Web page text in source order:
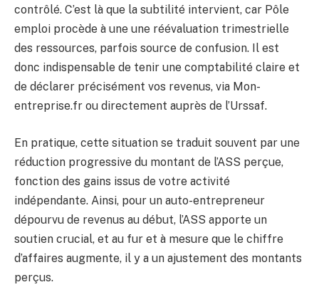
contrôlé. C’est là que la subtilité intervient, car Pôle
emploi procède à une une réévaluation trimestrielle
des ressources, parfois source de confusion. Il est
donc indispensable de tenir une comptabilité claire et
de déclarer précisément vos revenus, via Mon-
entreprise.fr ou directement auprès de l’Urssaf.
En pratique, cette situation se traduit souvent par une
réduction progressive du montant de l’ASS perçue,
fonction des gains issus de votre activité
indépendante. Ainsi, pour un auto-entrepreneur
dépourvu de revenus au début, l’ASS apporte un
soutien crucial, et au fur et à mesure que le chiffre
d’affaires augmente, il y a un ajustement des montants
perçus.